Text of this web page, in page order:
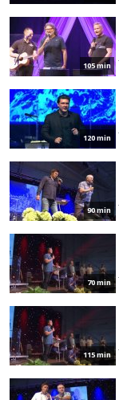
105 min
120 min
90 min
70 min
115 min